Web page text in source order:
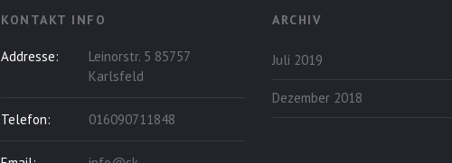
KONTAKT INFO
Addresse:
Leinorstr. 5 85757
Karlsfeld
Telefon: 016090711848
ARCHIV
Juli 2019
Dezember 2018